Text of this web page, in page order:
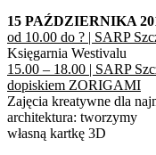
15 PAŹDZIERNIKA
od 10.00 do ? | SARP
Księgarnia Westivalu
15.00 – 18.00 | SARP
dopiskiem ZORIGAMI
Zajęcia kreatywne dla
architektura: tworzymy
własną kartkę 3D